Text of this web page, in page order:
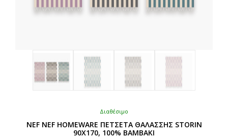
Διαθέσιμο
NEF NEF HOMEWARE ΠΕΤΣΕΤΑ ΘΑΛΑΣΣΗΣ STORIN
90X170, 100% BAMBAKI